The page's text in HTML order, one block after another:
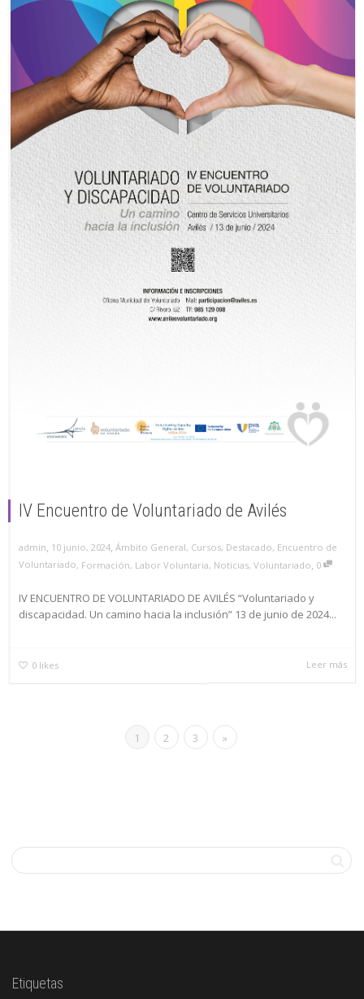
IV Encuentro de Voluntariado de Avilés
admin, 10 junio, 2024, Ámbito General, Cursos, Destacado, Encuentro de
Voluntariado, Formación, Labor Voluntaria, Noticias, Voluntariado 0
IV ENCUENTRO DE VOLUNTARIADO DE AVILÉS “Voluntariado y
discapacidad. Un camino hacia la inclusión” 13 de junio de 2024...
0 likes Leer más
1 2 3 »
Etiquetas